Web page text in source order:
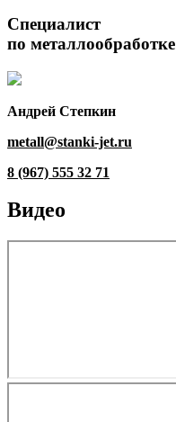
Специалист
по металлообработке
Андрей Степкин
metall@stanki-jet.ru
8 (967) 555 32 71
Видео